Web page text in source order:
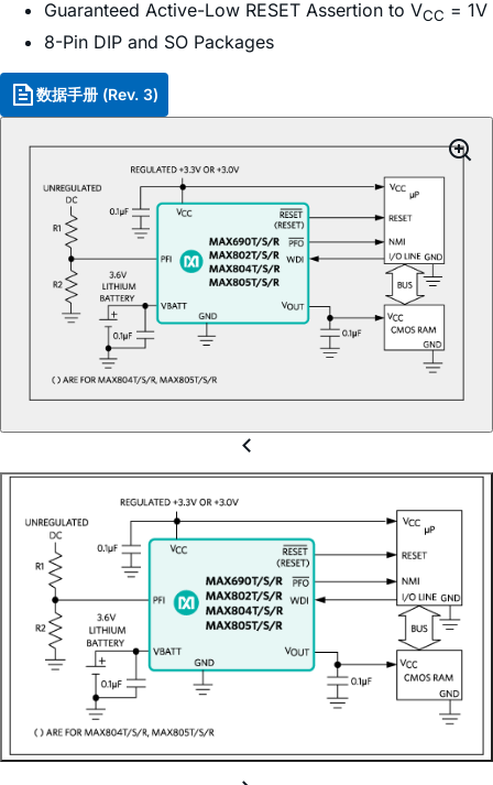
Guaranteed Active-Low RESET Assertion to VCC = 1V
8-Pin DIP and SO Packages
数据手册 (Rev. 3)